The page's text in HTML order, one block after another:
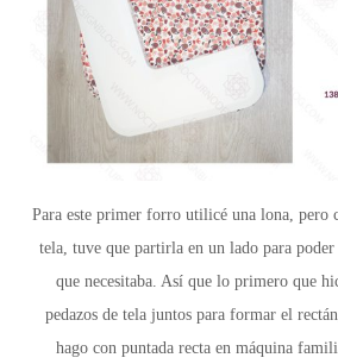
Para este primer forro utilicé una lona, pero
tela, tuve que partirla en un lado para
que necesitaba. Así que lo primero que
pedazos de tela juntos para formar el
hago con puntada recta en máquina